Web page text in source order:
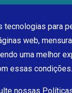
para
web,
uma melhor
essas condições.
nossas